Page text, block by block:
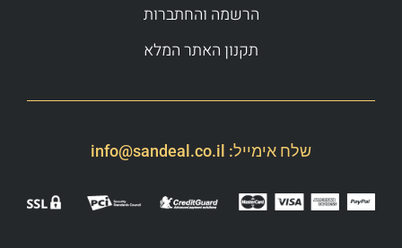
הרשמה והחתברות
תקנון האתר המלא
שלח אימייל: info@sandeal.co.il